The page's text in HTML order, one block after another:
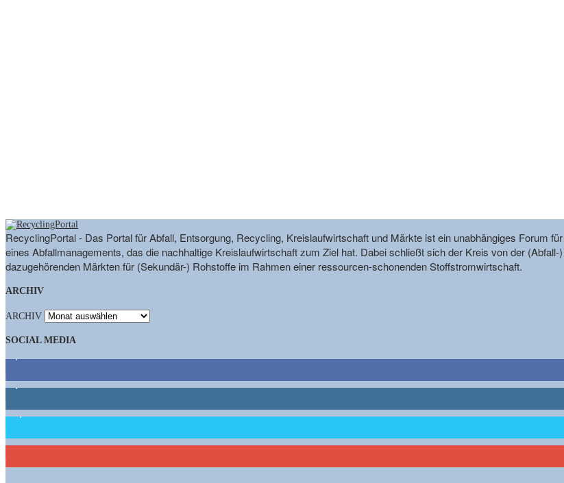
RecyclingPortal - Das Portal für Abfall, Entsorgung, Recycling, Kreislaufwirtschaft und Märkte ist ein unabhängiges Forum
eines Abfallmanagements, das die nachhaltige Kreislaufwirtschaft zum Ziel hat. Dabei schließt sich der Kreis von der
dazugehörenden Märkten für (Sekundär-) Rohstoffe im Rahmen einer ressourcen-schonenden Stoffstromwirtschaft.
ARCHIV
ARCHIV
SOCIAL MEDIA